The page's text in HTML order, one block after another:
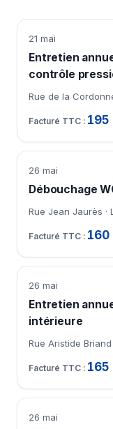
21 mai
Entretien
contrôle
Rue de la
195
26 mai
Débouchage
Rue Jean Jaurès ·
160
26 mai
Entretien
intérieure
Rue Aristide
165
26 mai